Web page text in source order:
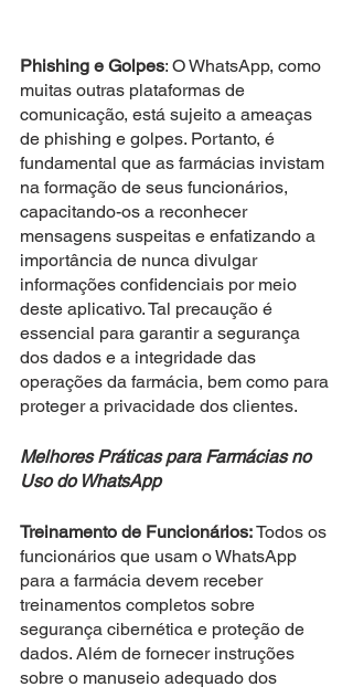
Phishing e Golpes: O WhatsApp, como
muitas outras plataformas de
comunicação, está sujeito a ameaças
de phishing e golpes. Portanto, é
fundamental que as farmácias invistam
na formação de seus funcionários,
capacitando-os a reconhecer
mensagens suspeitas e enfatizando a
importância de nunca divulgar
informações confidenciais por meio
deste aplicativo. Tal precaução é
essencial para garantir a segurança
dos dados e a integridade das
operações da farmácia, bem como para
proteger a privacidade dos clientes.
Melhores Práticas para Farmácias no
Uso do WhatsApp
Treinamento de Funcionários: Todos os
funcionários que usam o WhatsApp
para a farmácia devem receber
treinamentos completos sobre
segurança cibernética e proteção de
dados. Além de fornecer instruções
sobre o manuseio adequado dos